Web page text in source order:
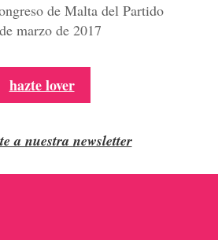
de Malta del Partido
marzo de 2017
hazte lover
a nuestra newsletter